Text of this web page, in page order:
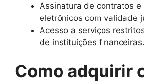
Assinatura de contratos e
eletrônicos com validade
Acesso a serviços
de instituições financeiras.
Como adquirir